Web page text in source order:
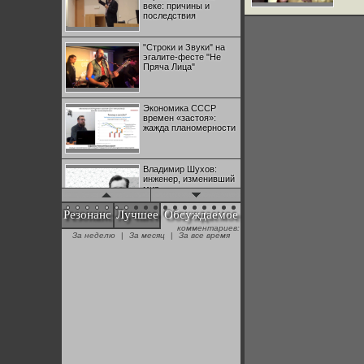
веке: причины и
последствия
"Строки и Звуки" на
эгалите-фесте "Не
Пряча Лица"
Экономика СССР
времен «застоя»:
жажда планомерности
Владимир Шухов:
инженер, изменивший
мир
"Аркадий Коц" на
эгалите-фесте "Не
Резонанс Лучшее Обсуждаемое
комментариев:
За неделю
| За месяц | За все время